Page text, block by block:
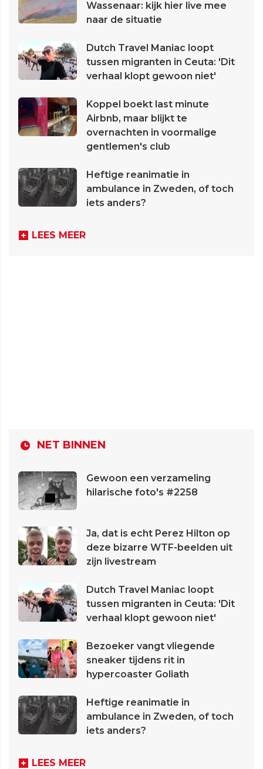
Wassenaar: kijk hier live mee
naar de situatie
Dutch Travel Maniac loopt
tussen migranten in Ceuta: 'Dit
verhaal klopt gewoon niet'
Koppel boekt last minute
Airbnb, maar blijkt te
overnachten in voormalige
gentlemen's club
Heftige reanimatie in
ambulance in Zweden, of toch
iets anders?
LEES MEER
NET BINNEN
Gewoon een verzameling
hilarische foto's #2258
Ja, dat is echt Perez Hilton op
deze bizarre WTF-beelden uit
zijn livestream
Dutch Travel Maniac loopt
tussen migranten in Ceuta: 'Dit
verhaal klopt gewoon niet'
Bezoeker vangt vliegende
sneaker tijdens rit in
hypercoaster Goliath
Heftige reanimatie in
ambulance in Zweden, of toch
iets anders?
LEES MEER